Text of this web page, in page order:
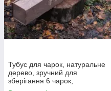
Тубус для чарок, натуральне
дерево, зручний для
зберігання 6 чарок,
екологічний, стильний